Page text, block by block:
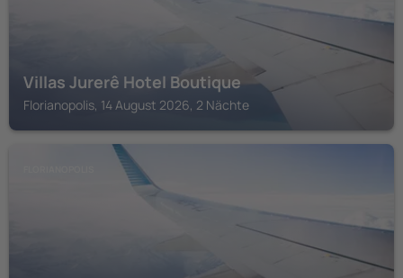
Villas Jurerê Hotel Boutique
Florianopolis, 14 August 2026, 2 Nächte